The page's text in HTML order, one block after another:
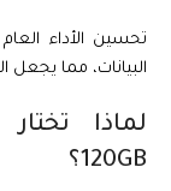
تحسين الأداء
البيانات، مما يجعل
120GB؟